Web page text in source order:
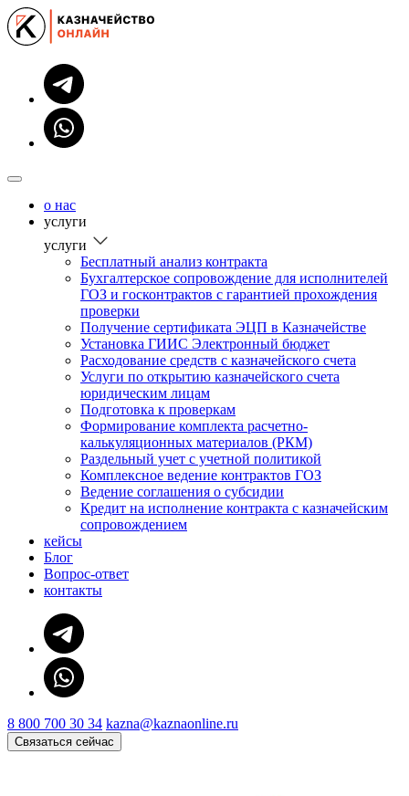
о нас
услуги
услуги
Бесплатный анализ контракта
Бухгалтерское сопровождение для исполнителей
ГОЗ и госконтрактов с гарантией прохождения
проверки
Получение сертификата ЭЦП в Казначействе
Установка ГИИС Электронный бюджет
Расходование средств с казначейского счета
Услуги по открытию казначейского счета
юридическим лицам
Подготовка к проверкам
Формирование комплекта расчетно-
калькуляционных материалов (РКМ)
Раздельный учет с учетной политикой
Комплексное ведение контрактов ГОЗ
Ведение соглашения о субсидии
Кредит на исполнение контракта с казначейским
сопровождением
кейсы
Блог
Вопрос-ответ
контакты
8 800 700 30 34 kazna@kaznaonline.ru
Связаться сейчас